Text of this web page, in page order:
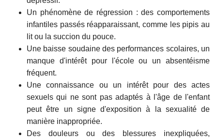
Un phénomène de régression : des comportements
infantiles passés réapparaissant, comme les pipis au
lit ou la succion du pouce.
Une baisse soudaine des performances scolaires, un
manque d'intérêt pour l'école ou un absentéisme
fréquent.
Une connaissance ou un intérêt pour des actes
sexuels qui ne sont pas adaptés à l'âge de l'enfant
peut être un signe d'exposition à la sexualité de
manière inappropriée.
Des douleurs ou des blessures inexpliquées,